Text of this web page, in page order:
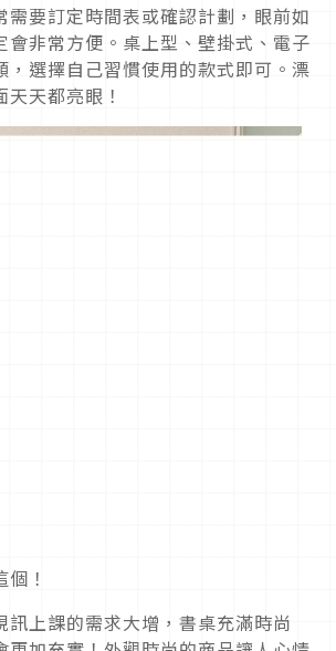
需要訂定時間表或確認計劃，眼前如
會非常方便。桌上型、壁掛式、電子
，選擇自己習慣使用的款式即可。漂
天都亮眼！
！
訊上課的需求大增，書桌充滿時尚